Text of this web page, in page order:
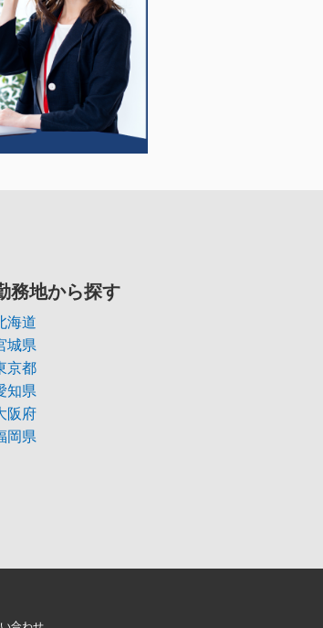
務地から探す
海道
城県
京都
知県
阪府
岡県